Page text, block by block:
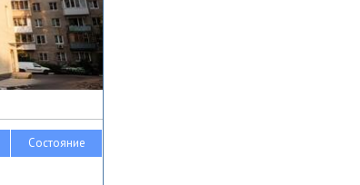
Состояние